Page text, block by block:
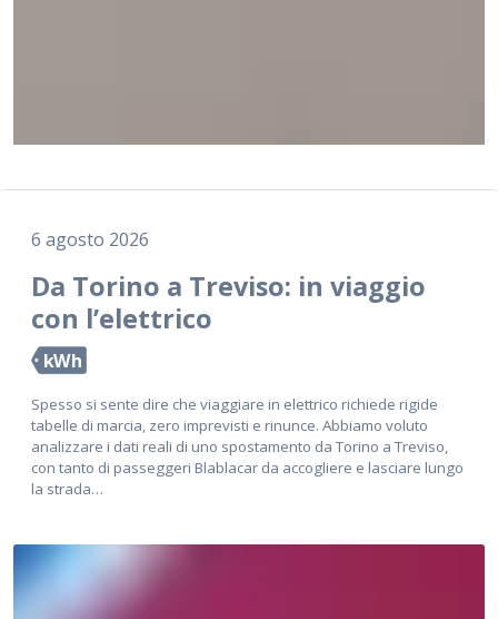
6 agosto 2026
Da Torino a Treviso: in viaggio
con l’elettrico
kWh
Spesso si sente dire che viaggiare in elettrico richiede rigide
tabelle di marcia, zero imprevisti e rinunce. Abbiamo voluto
analizzare i dati reali di uno spostamento da Torino a Treviso,
con tanto di passeggeri Blablacar da accogliere e lasciare lungo
la strada…